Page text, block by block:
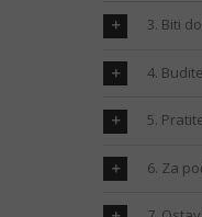
3. Biti
4.
5.
6. Za